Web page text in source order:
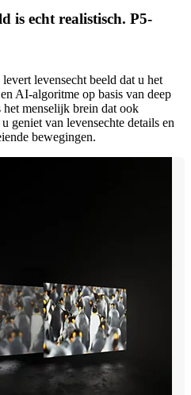
is echt realistisch. P5-
levensecht beeld dat u het
AI-algoritme op basis van deep
menselijk brein dat ook
geniet van levensechte details en
bewegingen.